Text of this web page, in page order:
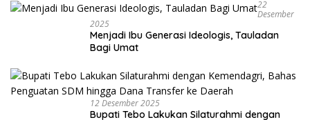
22
Desember
2025
Menjadi Ibu Generasi Ideologis, Tauladan
Bagi Umat
12 Desember 2025
Bupati Tebo Lakukan Silaturahmi dengan